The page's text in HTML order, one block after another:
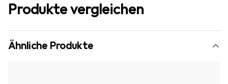
Produkte vergleichen
Ähnliche Produkte